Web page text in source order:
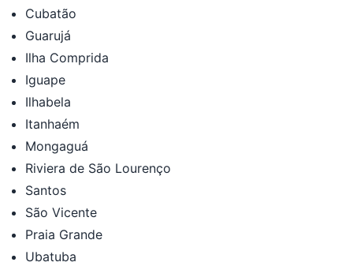
Cubatão
Guarujá
Ilha Comprida
Iguape
Ilhabela
Itanhaém
Mongaguá
Riviera de São Lourenço
Santos
São Vicente
Praia Grande
Ubatuba